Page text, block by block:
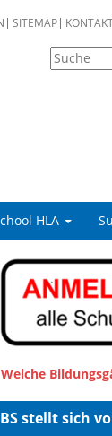
SITEMAP
HLA
Welche
stellt sich